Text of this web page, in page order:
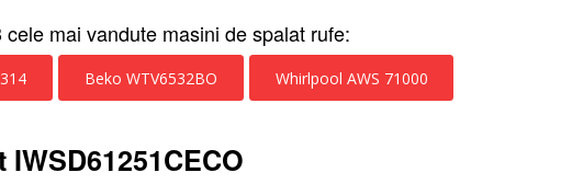
cele mai vandute masini de spalat rufe:
Beko WTV6532BO Whirlpool AWS 71000